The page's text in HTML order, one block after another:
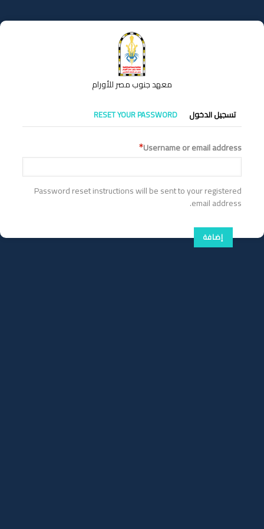
إلى
المحتوى
معهد جنوب مصر للأورام
التبويبات
الأساسية
تسجيل الدخول RESET YOUR PASSWORD
Username or email address
Password reset instructions will be sent to your registered
email address.